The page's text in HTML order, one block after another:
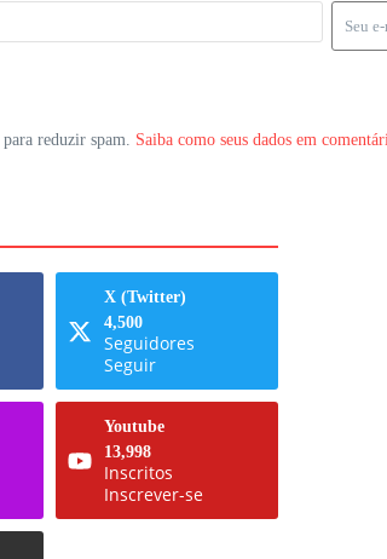
reduzir spam. Saiba como seus dados em
X (Twitter)
4,500
Seguidores
Seguir
Youtube
13,998
Inscritos
Inscrever-se